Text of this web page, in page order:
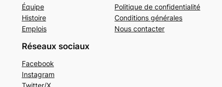
Équipe
Histoire
Emplois
Politique de confidentialité
Conditions générales
Nous contacter
Réseaux sociaux
Facebook
Instagram
Twitter/X